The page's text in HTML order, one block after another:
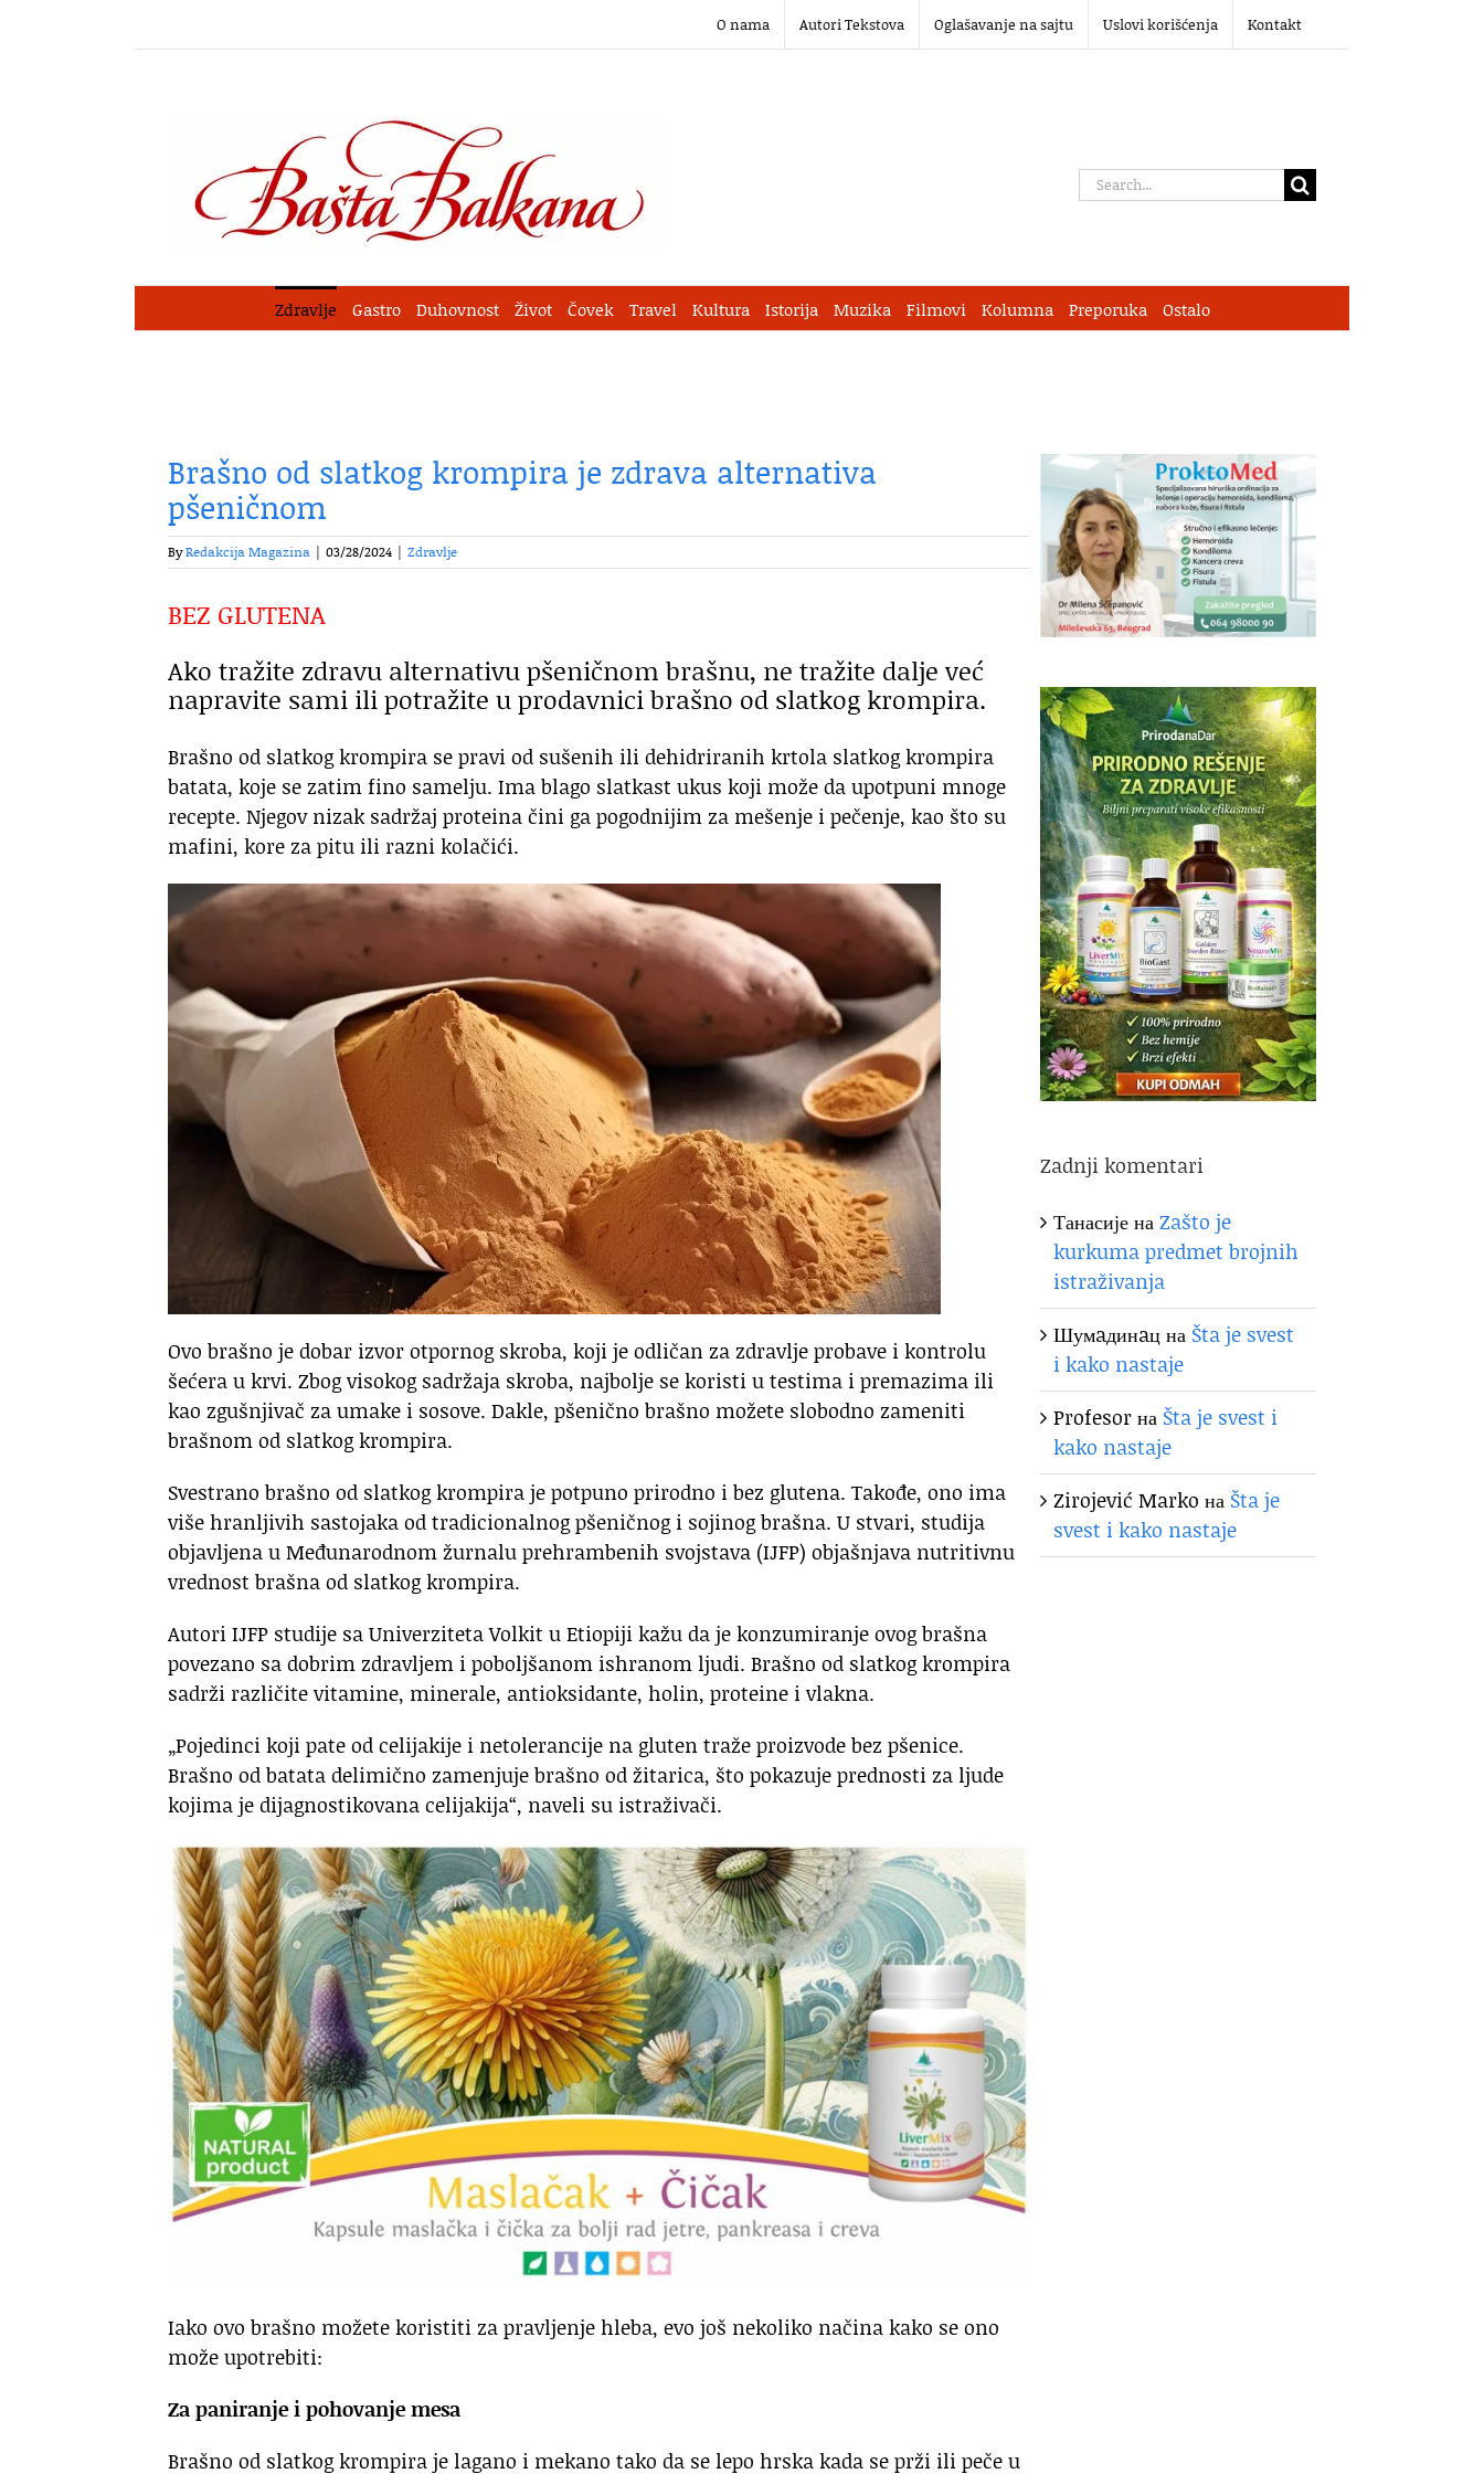
O nama Autori Tekstova Oglašavanje na sajtu Uslovi korišćenja Kontakt
Search
Zdravlje Gastro Duhovnost Život Čovek Travel Kultura Istorija Muzika Filmovi Kolumna Preporuka Ostalo
Brašno od slatkog krompira je zdrava alternativa
pšeničnom
ByRedakcija Magazina | 03/28/2024 | Zdravlje
BEZ GLUTENA
Ako tražite zdravu alternativu pšeničnom brašnu, ne tražite dalje već
napravite sami ili potražite u prodavnici brašno od slatkog krompira.
Brašno od slatkog krompira se pravi od sušenih ili dehidriranih krtola slatkog krompira
batata, koje se zatim fino samelju. Ima blago slatkast ukus koji može da upotpuni mnoge
recepte. Njegov nizak sadržaj proteina čini ga pogodnijim za mešenje i pečenje, kao što su
mafini, kore za pitu ili razni kolačići.
Ovo brašno je dobar izvor otpornog skroba, koji je odličan za zdravlje probave i kontrolu
šećera u krvi. Zbog visokog sadržaja skroba, najbolje se koristi u testima i premazima ili
kao zgušnjivač za umake i sosove. Dakle, pšenično brašno možete slobodno zameniti
brašnom od slatkog krompira.
Svestrano brašno od slatkog krompira je potpuno prirodno i bez glutena. Takođe, ono ima
više hranljivih sastojaka od tradicionalnog pšeničnog i sojinog brašna. U stvari, studija
objavljena u Međunarodnom žurnalu prehrambenih svojstava (IJFP) objašnjava nutritivnu
vrednost brašna od slatkog krompira.
Autori IJFP studije sa Univerziteta Volkit u Etiopiji kažu da je konzumiranje ovog brašna
povezano sa dobrim zdravljem i poboljšanom ishranom ljudi. Brašno od slatkog krompira
sadrži različite vitamine, minerale, antioksidante, holin, proteine i vlakna.
„Pojedinci koji pate od celijakije i netolerancije na gluten traže proizvode bez pšenice.
Brašno od batata delimično zamenjuje brašno od žitarica, što pokazuje prednosti za ljude
kojima je dijagnostikovana celijakija“, naveli su istraživači.
Iako ovo brašno možete koristiti za pravljenje hleba, evo još nekoliko načina kako se ono
može upotrebiti:
Za paniranje i pohovanje mesa
Brašno od slatkog krompira je lagano i mekano tako da se lepo hrska kada se prži ili peče u
Zadnji komentari
ТанасијенаZašto je
kurkuma predmet brojnih
istraživanja
Шумaдинaцна Šta je svest
i kako nastaje
Profesorна Šta je svest i
kako nastaje
Zirojević Marko на Šta je
svest i kako nastaje